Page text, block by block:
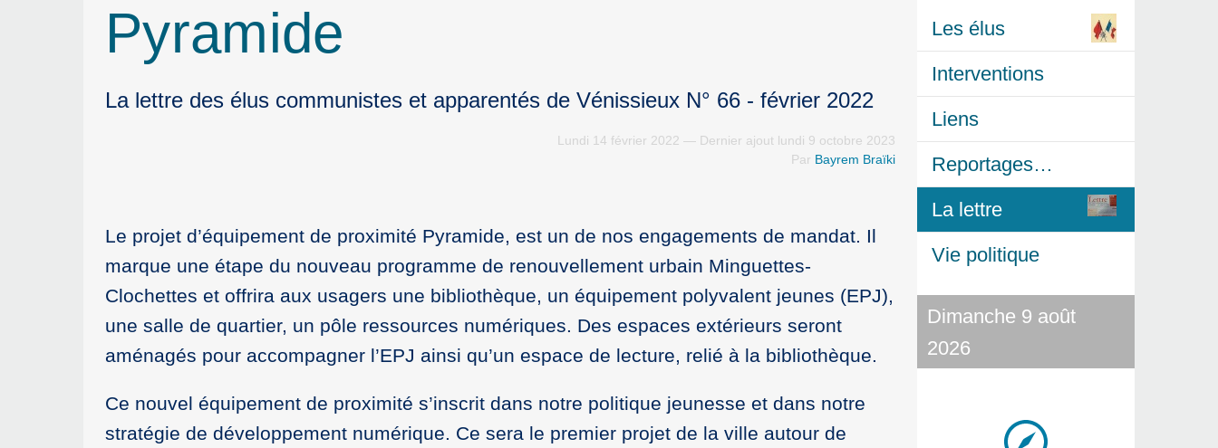
Pyramide
La lettre des élus communistes et apparentés de Vénissieux N° 66 - février 2022
Lundi 14 février 2022 — Dernier ajout lundi 9 octobre 2023
Par Bayrem Braïki
Le projet d’équipement de proximité Pyramide, est un de nos engagements de mandat. Il
marque une étape du nouveau programme de renouvellement urbain Minguettes-
Clochettes et offrira aux usagers une bibliothèque, un équipement polyvalent jeunes (EPJ),
une salle de quartier, un pôle ressources numériques. Des espaces extérieurs seront
aménagés pour accompagner l’EPJ ainsi qu’un espace de lecture, relié à la bibliothèque.
Ce nouvel équipement de proximité s’inscrit dans notre politique jeunesse et dans notre
stratégie de développement numérique. Ce sera le premier projet de la ville autour de
Les élus
Interventions
Liens
Reportages…
La lettre
Vie politique
Dimanche 9 août
2026